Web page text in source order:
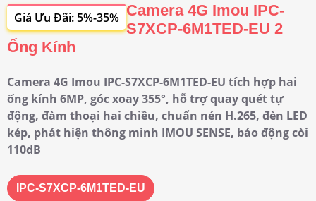
Giá Ưu Đãi: 5%-35% Camera 4G Imou IPC-
S7XCP-6M1TED-EU 2
Ống Kính
Camera 4G Imou IPC-S7XCP-6M1TED-EU tích hợp hai
ống kính 6MP, góc xoay 355°, hỗ trợ quay quét tự
động, đàm thoại hai chiều, chuẩn nén H.265, đèn LED
kép, phát hiện thông minh IMOU SENSE, báo động còi
110dB
IPC-S7XCP-6M1TED-EU